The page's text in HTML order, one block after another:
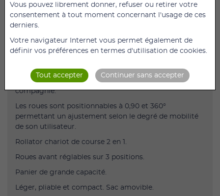
autonomie.
Équipé d'un siège rabattable, d'un large panier et d'un
sac amovible pour faciliter vos déplacements.
Réglable en hauteur et sécurisé grâce aux freins
centralisés sur la poignée de poussée.
Le déambulateur fait office de chariot de course et
permet également d'y placer son animal de
compagnie.
Les roues sont positionnables à 0,90 et 360°
permettant un ajustement selon le degré de mobilité
de son utilisateur.
Rollator chariot de course 2 en 1.
Roues avant réglables sur 3 positions.
Panier de grande capacité.
Léger, pliable et compact. Sac amovible.
Vous pouvez librement donner, refuser ou retirer votre
consentement à tout moment concernant l'usage de ces
derniers.
Votre navigateur Internet vous permet également de
définir vos préférences en termes d'utilisation de cookies.
Tout accepter Continuer sans accepter